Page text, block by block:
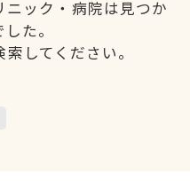
ック・病院は見つか
た。
してください。